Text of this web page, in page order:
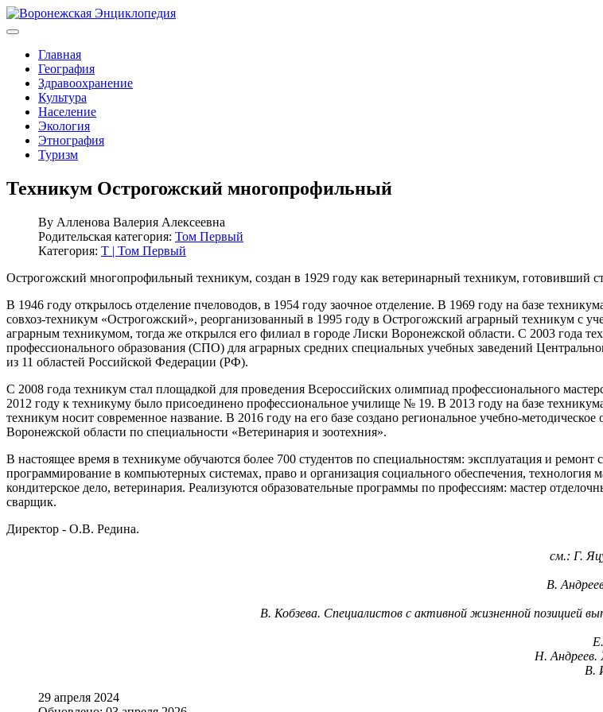
Главная
География
Здравоохранение
Культура
Население
Экология
Этнография
Туризм
Техникум Острогожский многопрофильный
By Алленова Валерия Алексеевна
Родительская категория: Том Первый
Категория: Т | Том Первый
Острогожский многопрофильный техникум, создан в 1929 году как ветеринарный техникум, готовивший
В 1946 году открылось отделение пчеловодов, в 1954 году заочное отделение. В 1969 году на базе
совхоз-техникум «Острогожский», реорганизованный в 1995 году в Острогожский аграрный техникум с
аграрным техникумом, тогда же открылся его филиал в городе Лиски Воронежской области. С 2003 года
профессионального образования (СПО) для аграрных средних специальных учебных заведений
из 11 областей Российской Федерации (РФ).
С 2008 года техникум стал площадкой для проведения Всероссийских олимпиад профессионального
2012 году к техникуму было присоединено профессиональное училище № 19. В 2013 году на базе
техникум носит современное название. В 2016 году на его базе создано региональное учебно-
Воронежской области по специальности «Ветеринария и зоотехния».
В настоящее время в техникуме обучаются более 700 студентов по специальностям: эксплуатация и ремонт
программирование в компьютерных системах, право и организация социального обеспечения,
кондитерское дело, ветеринария. Реализуются образовательные программы по профессиям: мастер
сварщик.
Директор - О.В. Редина.
см.: Г.
В.
В. Кобзева. Специалистов с активной жизненной позицией
Н. Андреев.
В.
29 апреля 2024